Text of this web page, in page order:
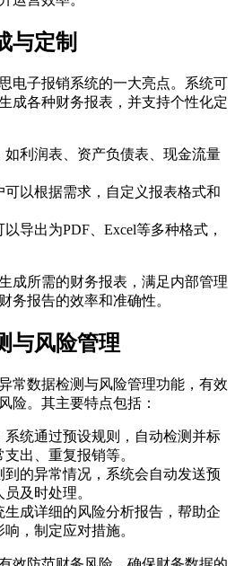
与定制
电子报销系统的一大亮点。系统可
成各种财务报表，并支持个性化定
如利润表、资产负债表、现金流量
可以根据需求，自定义报表格式和
以导出为PDF、Excel等多种格式，
成所需的财务报表，满足内部管理
务报告的效率和准确性。
与风险管理
常数据检测与风险管理功能，有效
险。其主要特点包括：
系统通过预设规则，自动检测并标
出、重复报销等。
到的异常情况，系统会自动发送预
及时处理。
生成详细的风险分析报告，帮助企
，制定应对措施。